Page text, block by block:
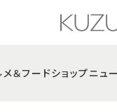
＆フードショップニュ